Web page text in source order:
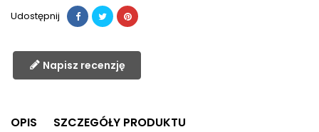
Udostępnij
Napisz recenzję
OPIS
SZCZEGÓŁY PRODUKTU